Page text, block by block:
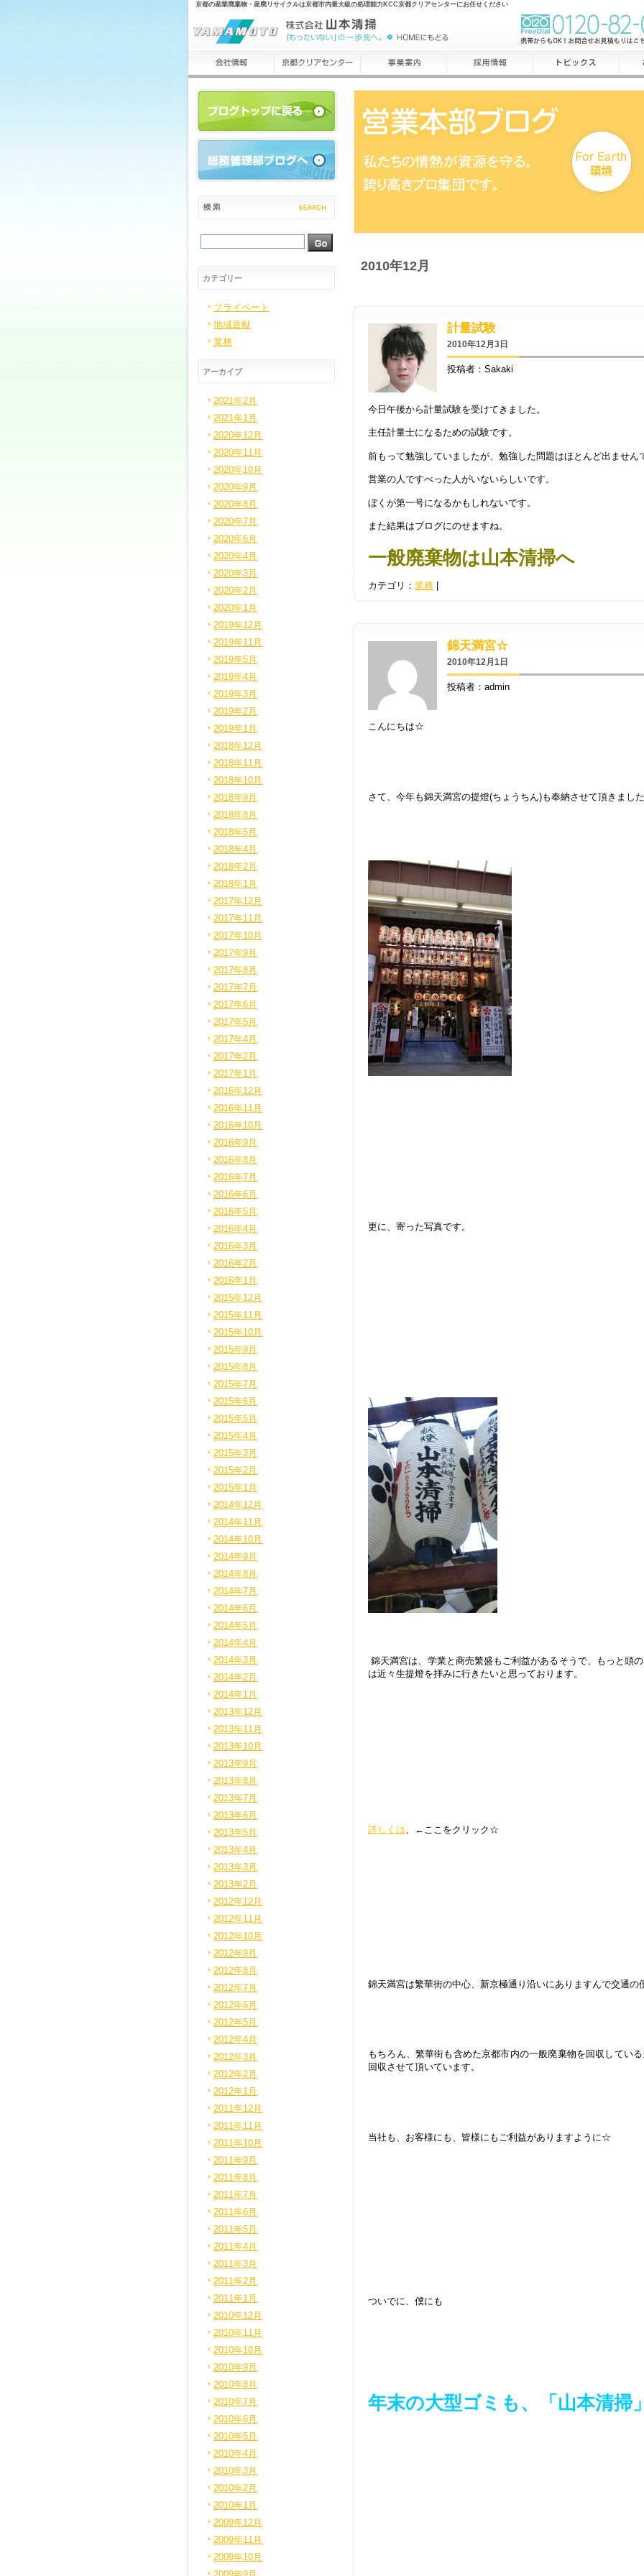
京都の産業廃棄物・産廃リサイクルは京都市内最大級の処理能力KCC京都クリアセンターにお任せください
2010年12月
計量試験
2010年12月3日
投稿者：Sakaki
今日午後から計量試験を受けてきました。
主任計量士になるための試験です。
前もって勉強していましたが、勉強した問題はほとんど出ません
営業の人ですべった人がいないらしいです。
ぼくが第一号になるかもしれないです。
また結果はブログにのせますね。
一般廃棄物は山本清掃へ
カテゴリ： 業務
錦天満宮☆
2010年12月1日
投稿者：admin
こんにちは☆
さて、今年も錦天満宮の提燈(ちょうちん)も奉納させて頂きまし
更に、寄った写真です。
錦天満宮は、学業と商売繁盛もご利益があるそうで、もっと頭
は近々生提燈を拝みに行きたいと思っております。
詳しくは 、←ここをクリック☆
錦天満宮は繁華街の中心、新京極通り沿いにありますんで交通
もちろん、繁華街も含めた京都市内の一般廃棄物を回収してい
回収させて頂いています。
当社も、お客様にも、皆様にもご利益がありますように☆
ついでに、僕にも
年末の大型ゴミも、「山本清掃
カテゴリー
プライベート
地域貢献
業務
アーカイブ
2021年2月
2021年1月
2020年12月
2020年11月
2020年10月
2020年9月
2020年8月
2020年7月
2020年6月
2020年4月
2020年3月
2020年2月
2020年1月
2019年12月
2019年11月
2019年5月
2019年4月
2019年3月
2019年2月
2019年1月
2018年12月
2018年11月
2018年10月
2018年9月
2018年8月
2018年5月
2018年4月
2018年2月
2018年1月
2017年12月
2017年11月
2017年10月
2017年9月
2017年8月
2017年7月
2017年6月
2017年5月
2017年4月
2017年2月
2017年1月
2016年12月
2016年11月
2016年10月
2016年9月
2016年8月
2016年7月
2016年6月
2016年5月
2016年4月
2016年3月
2016年2月
2016年1月
2015年12月
2015年11月
2015年10月
2015年9月
2015年8月
2015年7月
2015年6月
2015年5月
2015年4月
2015年3月
2015年2月
2015年1月
2014年12月
2014年11月
2014年10月
2014年9月
2014年8月
2014年7月
2014年6月
2014年5月
2014年4月
2014年3月
2014年2月
2014年1月
2013年12月
2013年11月
2013年10月
2013年9月
2013年8月
2013年7月
2013年6月
2013年5月
2013年4月
2013年3月
2013年2月
2012年12月
2012年11月
2012年10月
2012年9月
2012年8月
2012年7月
2012年6月
2012年5月
2012年4月
2012年3月
2012年2月
2012年1月
2011年12月
2011年11月
2011年10月
2011年9月
2011年8月
2011年7月
2011年6月
2011年5月
2011年4月
2011年3月
2011年2月
2011年1月
2010年12月
2010年11月
2010年10月
2010年9月
2010年8月
2010年7月
2010年6月
2010年5月
2010年4月
2010年3月
2010年2月
2010年1月
2009年12月
2009年11月
2009年10月